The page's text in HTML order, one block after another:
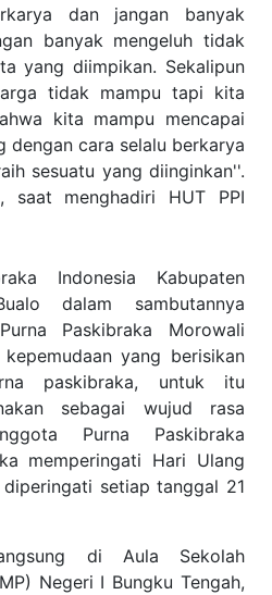
dan jangan banyak
banyak mengeluh tidak
yang diimpikan. Sekalipun
tidak mampu tapi kita
kita mampu mencapai
cara selalu berkarya
sesuatu yang diinginkan''.
saat menghadiri HUT PPI
Indonesia Kabupaten
dalam sambutannya
Paskibraka Morowali
yang berisikan
paskibraka, untuk itu
sebagai wujud rasa
Purna Paskibraka
memperingati Hari Ulang
setiap tanggal 21
di Aula Sekolah
Negeri I Bungku Tengah,